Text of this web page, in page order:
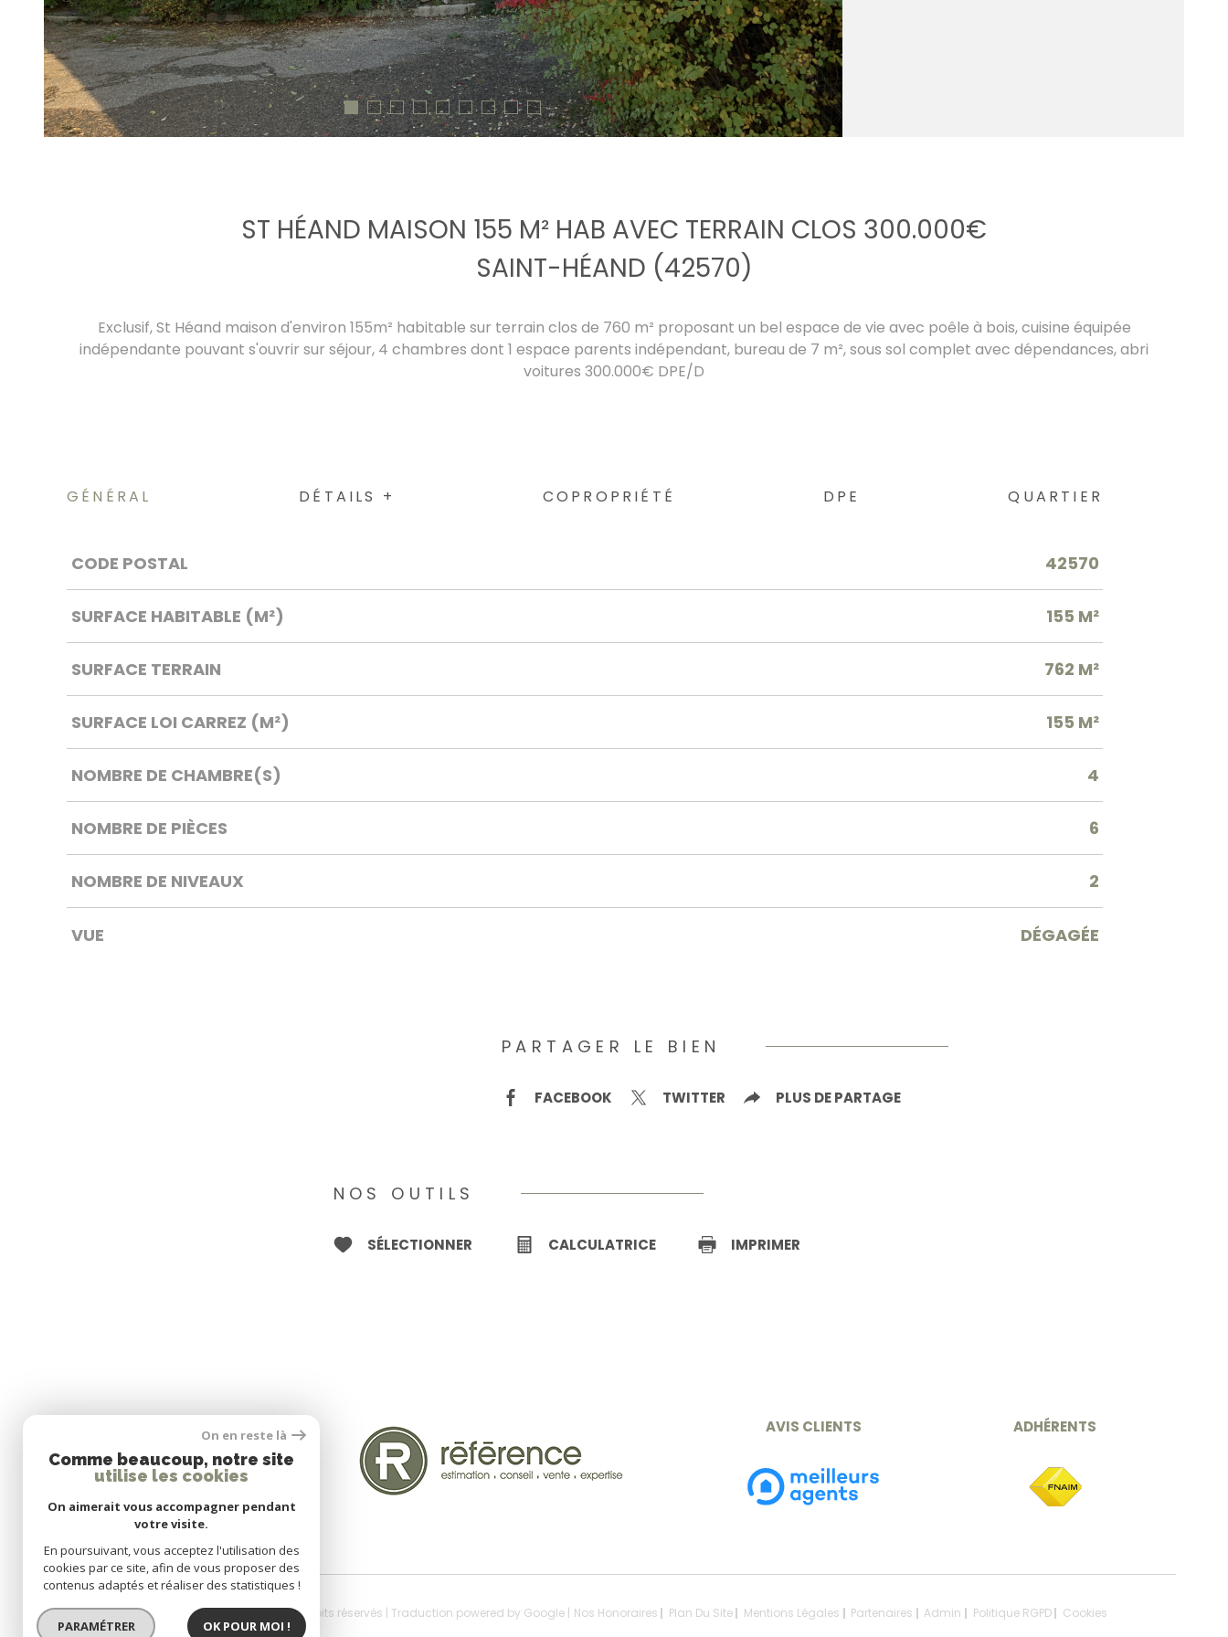
ST HÉAND MAISON 155 M² HAB AVEC TERRAIN CLOS 300.000€
SAINT-HÉAND (42570)
Exclusif, St Héand maison d'environ 155m² habitable sur terrain clos de 760 m² proposant un bel espace de vie avec poêle à bois, cuisine équipée
indépendante pouvant s'ouvrir sur séjour, 4 chambres dont 1 espace parents indépendant, bureau de 7 m², sous sol complet avec dépendances, abri
voitures 300.000€ DPE/D
GÉNÉRAL DÉTAILS + COPROPRIÉTÉ DPE QUARTIER
Caractérisque Valeurs
CODE POSTAL 42570
SURFACE HABITABLE (M²) 155 M²
SURFACE TERRAIN 762 M²
SURFACE LOI CARREZ (M²) 155 M²
NOMBRE DE CHAMBRE(S) 4
NOMBRE DE PIÈCES 6
NOMBRE DE NIVEAUX 2
VUE DÉGAGÉE
PARTAGER LE BIEN
FACEBOOK TWITTER PLUS DE PARTAGE
NOS OUTILS
SÉLECTIONNER CALCULATRICE IMPRIMER
Espace propriétaire
AVIS CLIENTS ADHÉRENTS
© 2026 | Tous droits réservés | Traduction powered by Google | Nos Honoraires Plan Du Site Mentions Légales Partenaires Admin Politique RGPD Cookies
On en reste là
Comme beaucoup, notre site
utilise les cookies
On aimerait vous accompagner pendant
votre visite.
En poursuivant, vous acceptez l'utilisation des
cookies par ce site, afin de vous proposer des
contenus adaptés et réaliser des statistiques !
PARAMÉTRER OK POUR MOI !